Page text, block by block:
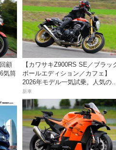
顧
気筒
【カワサキZ900RS SE／ブラッ
ボールエディション／カフェ】
2026年モデル一気試乗。人気の国
産ネオレトロモデルが扱いやすく
上質に進化！
新車